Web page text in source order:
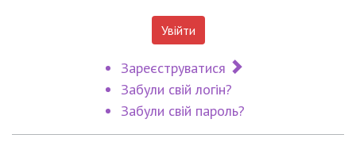
Увійти
Зареєструватися
Забули свій логін?
Забули свій пароль?